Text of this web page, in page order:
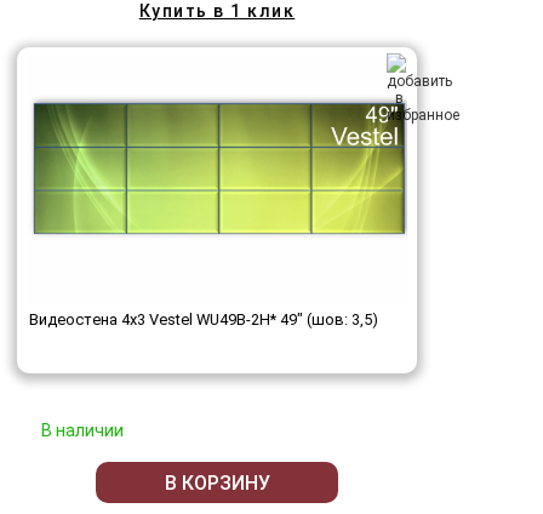
Купить в 1 клик
Видеостена 4x3 Vestel WU49B-2H* 49" (шов: 3,5)
В наличии
В КОРЗИНУ